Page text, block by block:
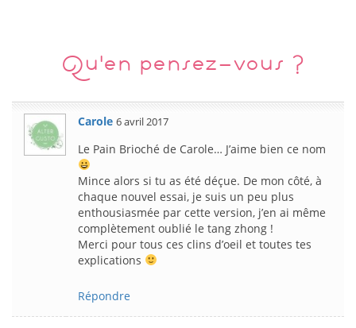
Qu'en pensez-vous ?
Carole 6 avril 2017
Le Pain Brioché de Carole… J’aime bien ce nom
Mince alors si tu as été déçue. De mon côté, à
chaque nouvel essai, je suis un peu plus
enthousiasmée par cette version, j’en ai même
complètement oublié le tang zhong !
Merci pour tous ces clins d’oeil et toutes tes
explications
Répondre